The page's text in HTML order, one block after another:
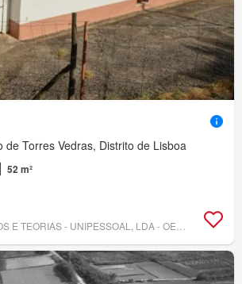
de Torres Vedras, Distrito de Lisboa
52 m²